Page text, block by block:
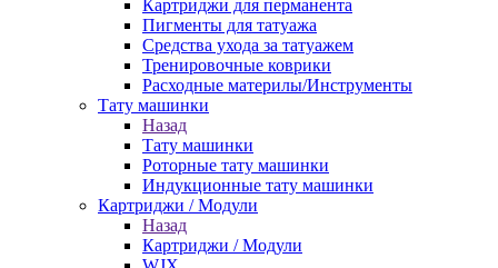
Картриджи для перманента
Пигменты для татуажа
Средства ухода за татуажем
Тренировочные коврики
Расходные материлы/Инструменты
Тату машинки
Назад
Тату машинки
Роторные тату машинки
Индукционные тату машинки
Картриджи / Модули
Назад
Картриджи / Модули